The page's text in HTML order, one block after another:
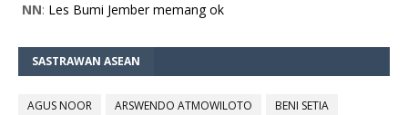
NN: Les Bumi Jember memang ok
SASTRAWAN ASEAN
AGUS NOOR ARSWENDO ATMOWILOTO
BENI SETIA